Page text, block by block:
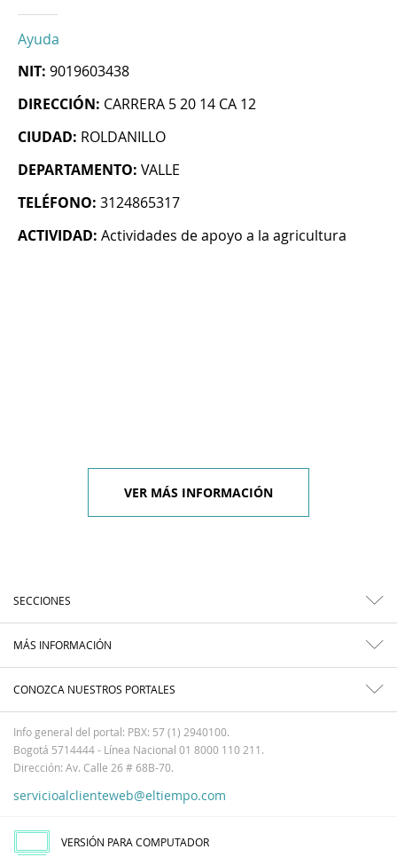
Ayuda
NIT: 9019603438
DIRECCIÓN: CARRERA 5 20 14 CA 12
CIUDAD: ROLDANILLO
DEPARTAMENTO: VALLE
TELÉFONO: 3124865317
ACTIVIDAD: Actividades de apoyo a la agricultura
VER MÁS INFORMACIÓN
SECCIONES
MÁS INFORMACIÓN
CONOZCA NUESTROS PORTALES
Info general del portal: PBX: 57 (1) 2940100.
Bogotá 5714444 - Línea Nacional 01 8000 110 211.
Dirección: Av. Calle 26 # 68B-70.
servicioalclienteweb@eltiempo.com
VERSIÓN PARA COMPUTADOR